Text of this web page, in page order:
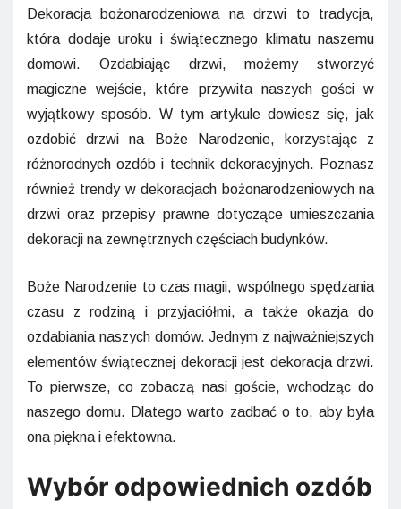
Dekoracja bożonarodzeniowa na drzwi to tradycja,
która dodaje uroku i świątecznego klimatu naszemu
domowi. Ozdabiając drzwi, możemy stworzyć
magiczne wejście, które przywita naszych gości w
wyjątkowy sposób. W tym artykule dowiesz się, jak
ozdobić drzwi na Boże Narodzenie, korzystając z
różnorodnych ozdób i technik dekoracyjnych. Poznasz
również trendy w dekoracjach bożonarodzeniowych na
drzwi oraz przepisy prawne dotyczące umieszczania
dekoracji na zewnętrznych częściach budynków.
Boże Narodzenie to czas magii, wspólnego spędzania
czasu z rodziną i przyjaciółmi, a także okazja do
ozdabiania naszych domów. Jednym z najważniejszych
elementów świątecznej dekoracji jest dekoracja drzwi.
To pierwsze, co zobaczą nasi goście, wchodząc do
naszego domu. Dlatego warto zadbać o to, aby była
ona piękna i efektowna.
Wybór odpowiednich ozdób